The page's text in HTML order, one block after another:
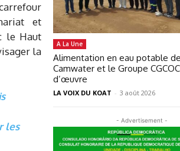
et
le Haut
la
les
A La Une
Alimentation en eau potable
Camwater et le Groupe
d’œuvre
LA VOIX DU KOAT - 3 août 2026
- Advertisement -